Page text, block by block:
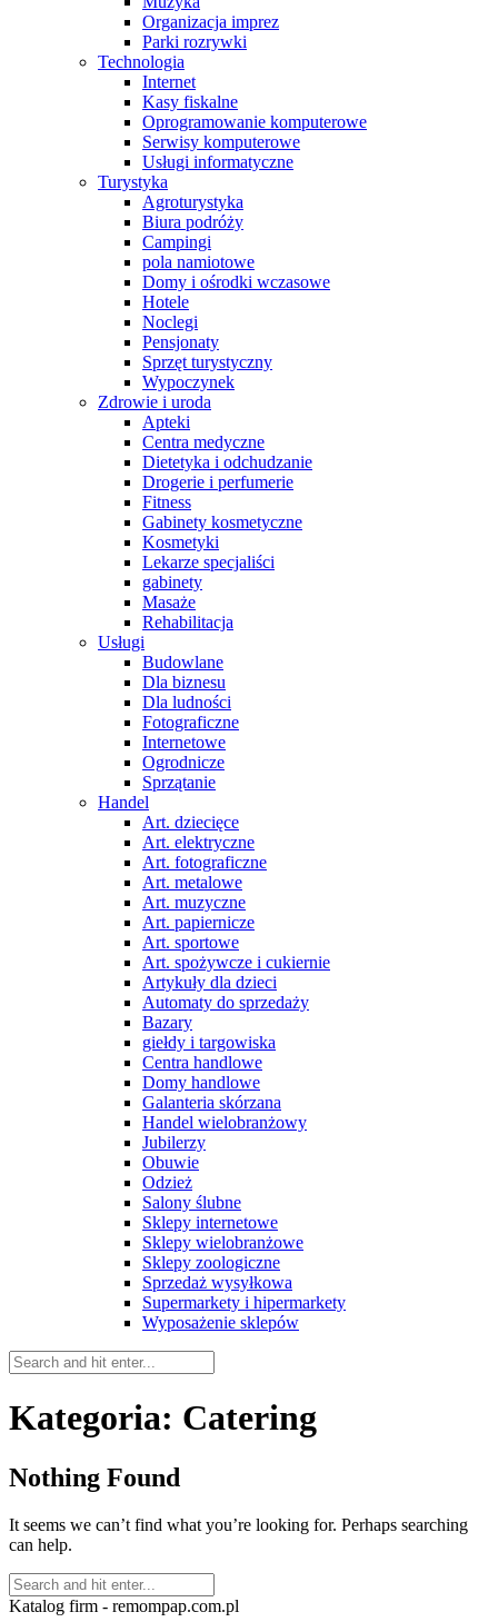
Organizacja imprez
Parki rozrywki
Technologia
Internet
Kasy fiskalne
Oprogramowanie komputerowe
Serwisy komputerowe
Usługi informatyczne
Turystyka
Agroturystyka
Biura podróży
Campingi
pola namiotowe
Domy i ośrodki wczasowe
Hotele
Noclegi
Pensjonaty
Sprzęt turystyczny
Wypoczynek
Zdrowie i uroda
Apteki
Centra medyczne
Dietetyka i odchudzanie
Drogerie i perfumerie
Fitness
Gabinety kosmetyczne
Kosmetyki
Lekarze specjaliści
gabinety
Masaże
Rehabilitacja
Usługi
Budowlane
Dla biznesu
Dla ludności
Fotograficzne
Internetowe
Ogrodnicze
Sprzątanie
Handel
Art. dziecięce
Art. elektryczne
Art. fotograficzne
Art. metalowe
Art. muzyczne
Art. papiernicze
Art. sportowe
Art. spożywcze i cukiernie
Artykuły dla dzieci
Automaty do sprzedaży
Bazary
giełdy i targowiska
Centra handlowe
Domy handlowe
Galanteria skórzana
Handel wielobranżowy
Jubilerzy
Obuwie
Odzież
Salony ślubne
Sklepy internetowe
Sklepy wielobranżowe
Sklepy zoologiczne
Sprzedaż wysyłkowa
Supermarkety i hipermarkety
Wyposażenie sklepów
Kategoria: Catering
Nothing Found
It seems we can’t find what you’re looking for. Perhaps searching
can help.
Katalog firm - remompap.com.pl